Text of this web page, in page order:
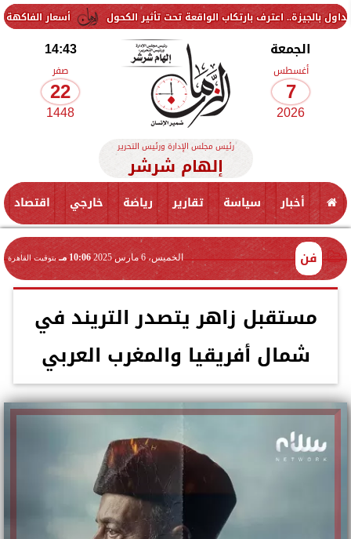
أسعار الفاكهة اليوم الجمعة 7 أغسطس 2026 في الأسواق.. الموز بكام بارتكاب الواقعة تحت تأثير الكحول
الجمعة
أغسطس
7
2026
14:43
صفر
22
1448
رئيس مجلس الإدارة ورئيس التحرير
إلهام شرشر
أخبار سياسة تقارير رياضة خارجي اقتصاد
فن الخميس، 6 مارس 2025 10:06 مـ بتوقيت القاهرة
مستقبل زاهر يتصدر التريند في
شمال أفريقيا والمغرب العربي